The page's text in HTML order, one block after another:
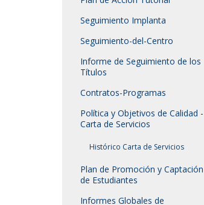
Seguimiento Implanta
Seguimiento-del-Centro
Informe de Seguimiento de los
Títulos
Contratos-Programas
Política y Objetivos de Calidad -
Carta de Servicios
Histórico Carta de Servicios
Plan de Promoción y Captación
de Estudiantes
Informes Globales de